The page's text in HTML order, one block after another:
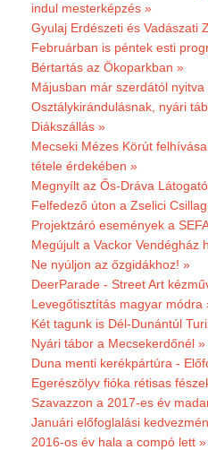
indul mesterképzés »
Gyulaj Erdészeti és Vadászati
Februárban is péntek esti
Bértartás az Ökoparkban »
Májusban már szerdától
Osztálykirándulásnak, nyári
Diákszállás »
Mecseki Mézes Körút
tétele érdekében »
Megnyílt az Ős-Dráva
Felfedező úton a Zselici
Projektzáró események a
Megújult a Vackor Vendégház
Ne nyúljon az őzgidákhoz! »
DeerParade - Street Art
Levegőtisztítás magyar módra
Két tagunk is Dél-Dunántúl
Nyári tábor a Mecsekerdőnél »
Duna menti kerékpártúra -
Egerészölyv fióka rétisas
Szavazzon a 2017-es év
Januári előfoglalási
2016-os év hala a compó lett »